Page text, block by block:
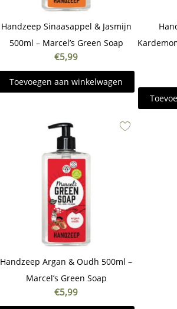
Handzeep Sinaasappel & Jasmijn
500ml – Marcel’s Green Soap
€5,99
Toevoegen aan winkelwagen
Handzeep Argan & Oudh 500ml –
Marcel’s Green Soap
€5,99